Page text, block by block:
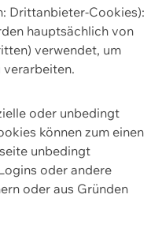
Drittanbieter-Cookies):
hauptsächlich von
verwendet, um
verarbeiten.
oder unbedingt
können zum einen
unbedingt
oder andere
oder aus Gründen